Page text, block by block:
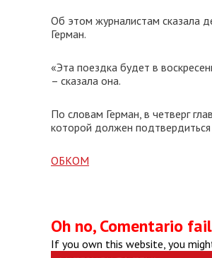
Об этом журналистам сказала
Герман.
«Эта поездка будет в
– сказала она.
По словам Герман, в четверг
которой должен подтвердиться
ОБКОМ
Oh no, Comentario
If you own this website, you